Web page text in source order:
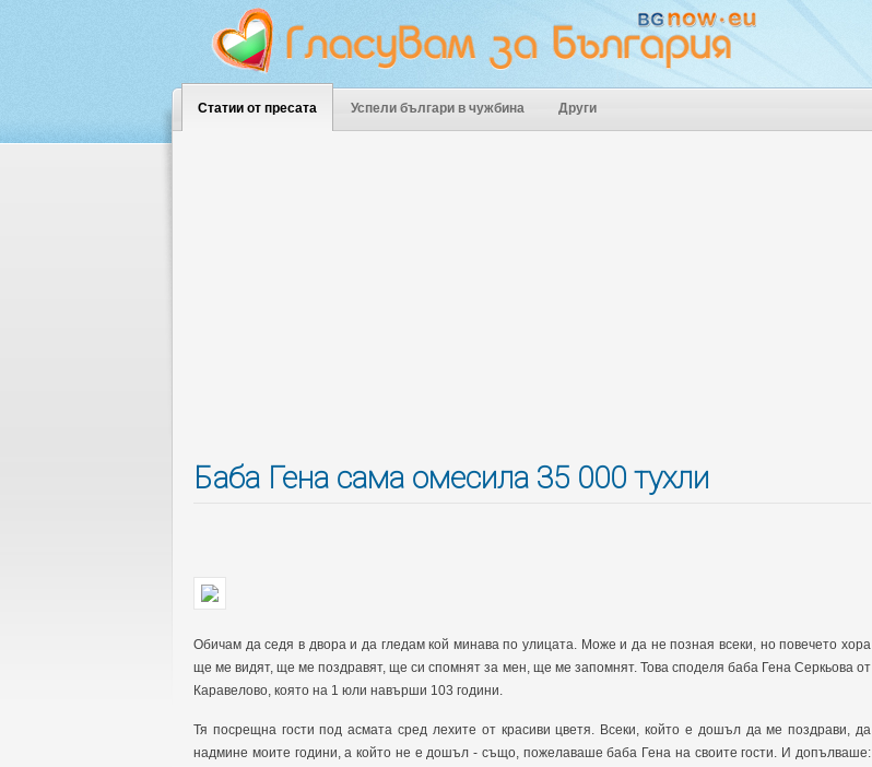
Статии от пресата Успели българи в чужбина Други
Баба Гена сама омесила 35 000 тухли
Обичам да седя в двора и да гледам кой минава по улицата. Може и да не позная всеки, но повечето хора
ще ме видят, ще ме поздравят, ще си спомнят за мен, ще ме запомнят. Това споделя баба Гена Серкьова от
Каравелово, която на 1 юли навърши 103 години.
Тя посрещна гости под асмата сред лехите от красиви цветя. Всеки, който е дошъл да ме поздрави, да
надмине моите години, а който не е дошъл - също, пожелаваше баба Гена на своите гости. И допълваше: